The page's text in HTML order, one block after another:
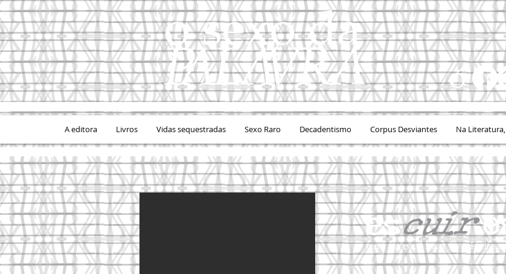
A editora Livros Vidas sequestradas Sexo Raro Decadentismo Corpus Desviantes Na Literatura,